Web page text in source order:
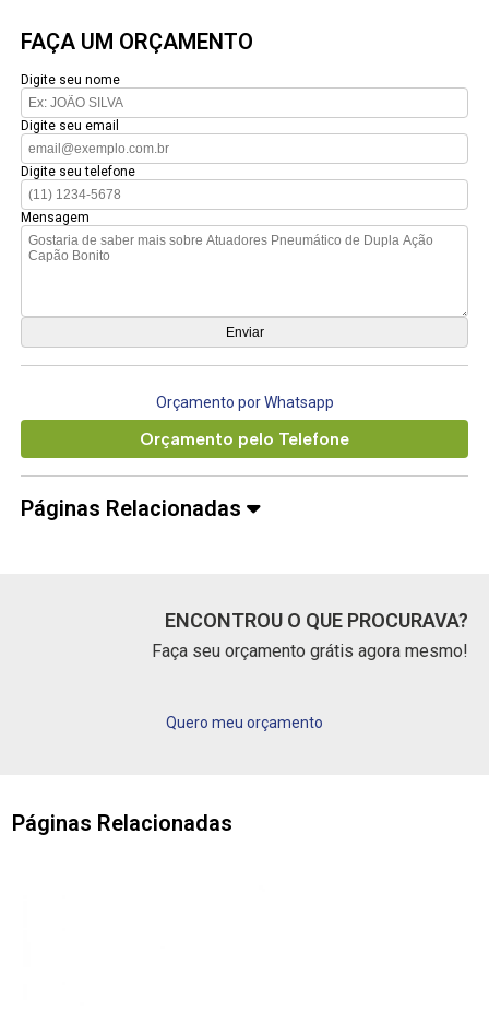
FAÇA UM ORÇAMENTO
Digite seu nome
Digite seu email
Digite seu telefone
Mensagem
Orçamento por Whatsapp
Orçamento pelo Telefone
Páginas Relacionadas
ENCONTROU O QUE PROCURAVA?
Faça seu orçamento grátis agora mesmo!
Quero meu orçamento
Páginas Relacionadas